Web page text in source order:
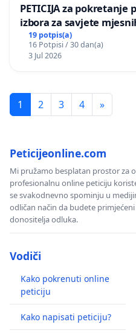
PETICIJA za pokretanje
izbora za savjete
Bugojno
19 potpis(a)
16 Potpisi / 30 dan(a)
3 Jul 2026
1 2 3 4 »
Peticijeonline.com
Mi pružamo besplatan prostor za
profesionalnu online peticiju
se svakodnevno spominju u
odličan način da budete
donositelja odluka.
Vodiči
Kako pokrenuti online
peticiju
Kako napisati peticiju?